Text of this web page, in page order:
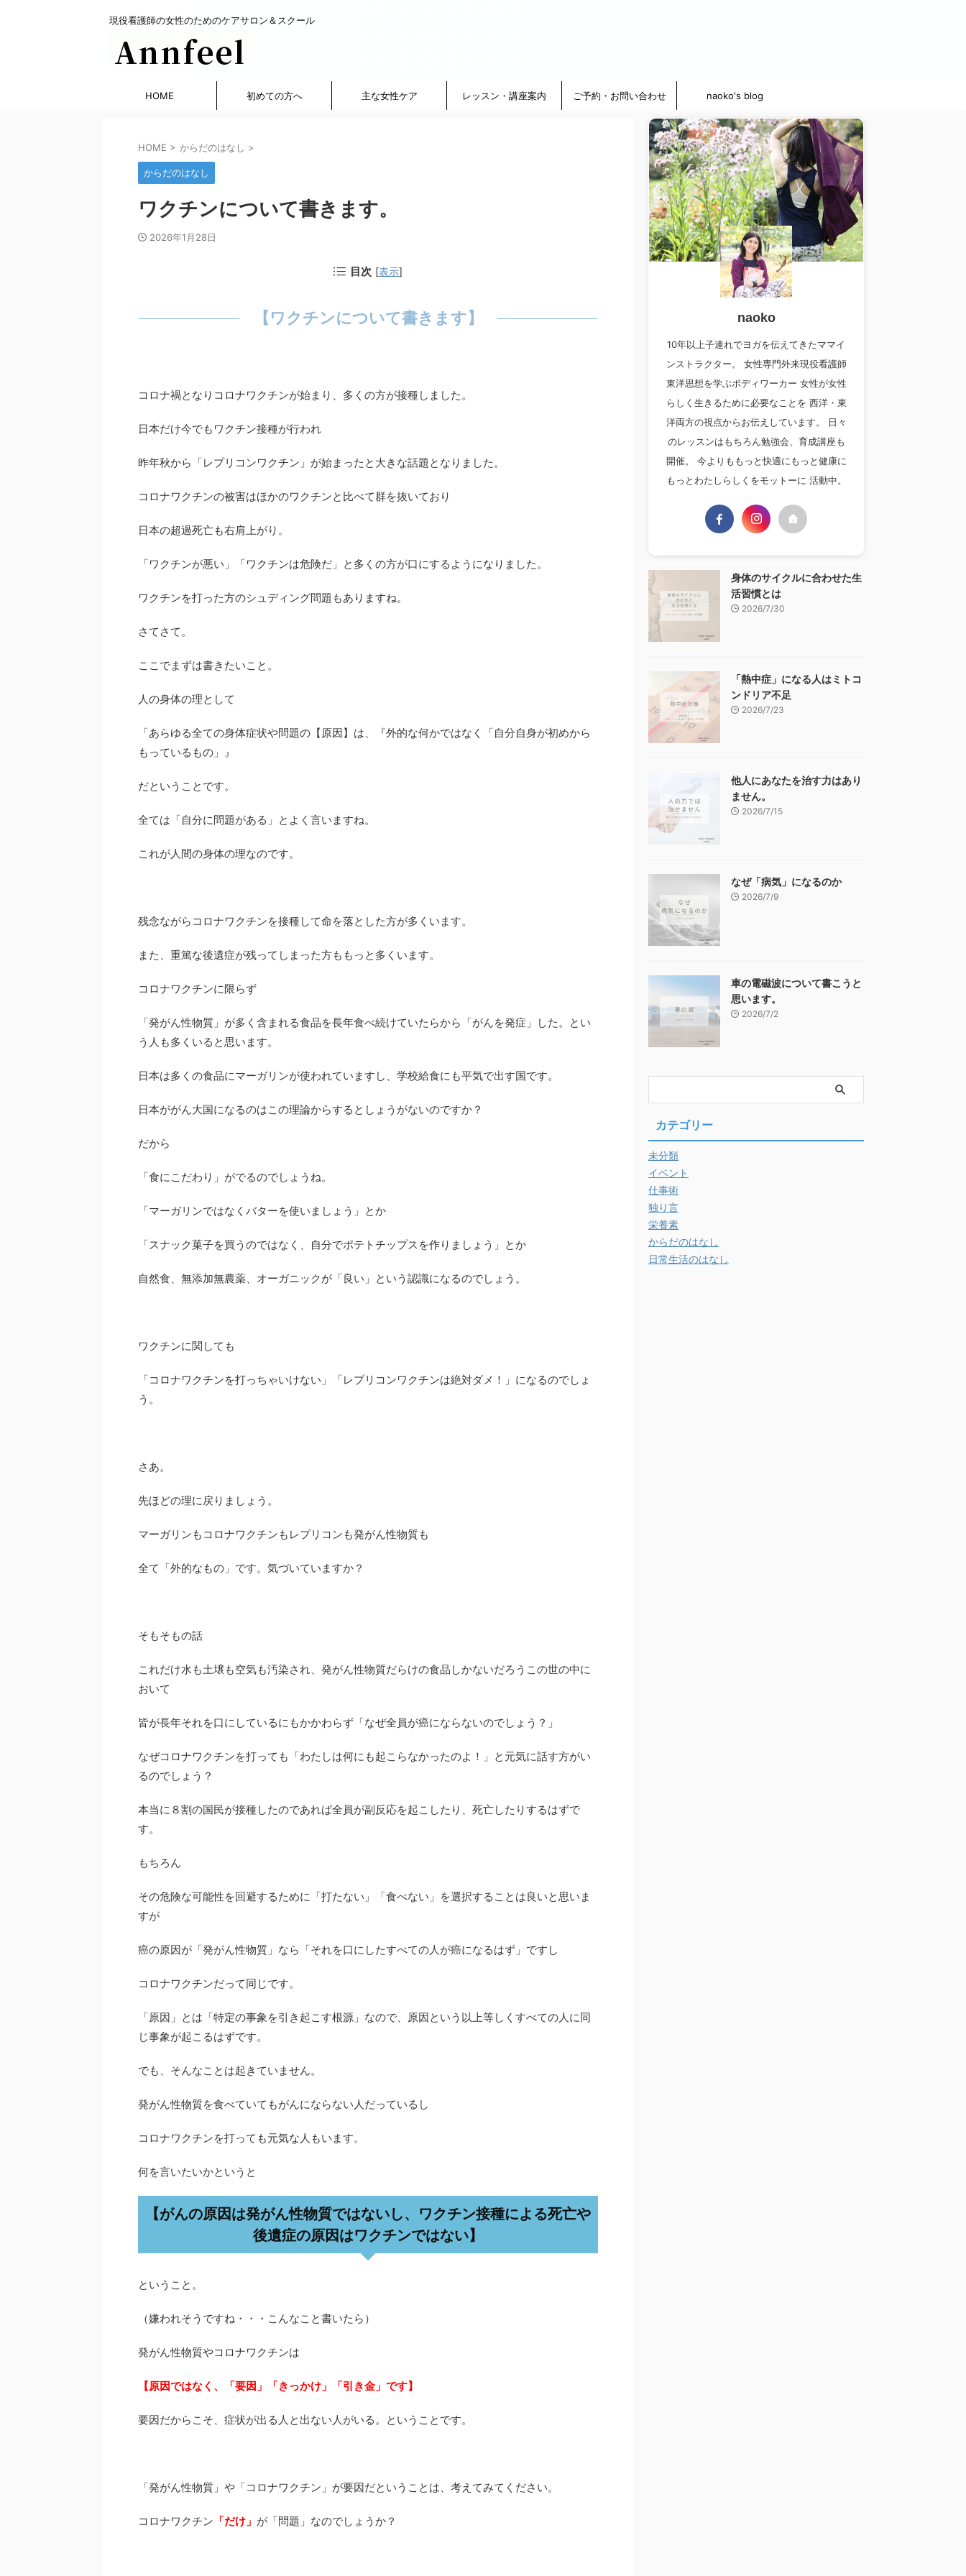
現役看護師の女性のためのケアサロン＆スクール
HOME 初めての方へ 主な女性ケア レッスン・講座案内 ご予約・お問い合わせ naoko's blog
HOME > からだのはなし >
からだのはなし
ワクチンについて書きます。
2026年1月28日
目次 [表示]
【ワクチンについて書きます】
コロナ禍となりコロナワクチンが始まり、多くの方が接種しました。
日本だけ今でもワクチン接種が行われ
昨年秋から「レプリコンワクチン」が始まったと大きな話題となりました。
コロナワクチンの被害はほかのワクチンと比べて群を抜いており
日本の超過死亡も右肩上がり。
「ワクチンが悪い」「ワクチンは危険だ」と多くの方が口にするようになりました。
ワクチンを打った方のシュディング問題もありますね。
さてさて。
ここでまずは書きたいこと。
人の身体の理として
「あらゆる全ての身体症状や問題の【原因】は、『外的な何かではなく「自分自身が初めから
もっているもの」』
だということです。
全ては「自分に問題がある」とよく言いますね。
これが人間の身体の理なのです。
残念ながらコロナワクチンを接種して命を落とした方が多くいます。
また、重篤な後遺症が残ってしまった方ももっと多くいます。
コロナワクチンに限らず
「発がん性物質」が多く含まれる食品を長年食べ続けていたらから「がんを発症」した。とい
う人も多くいると思います。
日本は多くの食品にマーガリンが使われていますし、学校給食にも平気で出す国です。
日本ががん大国になるのはこの理論からするとしょうがないのですか？
だから
「食にこだわり」がでるのでしょうね。
「マーガリンではなくバターを使いましょう」とか
「スナック菓子を買うのではなく、自分でポテトチップスを作りましょう」とか
自然食、無添加無農薬、オーガニックが「良い」という認識になるのでしょう。
ワクチンに関しても
「コロナワクチンを打っちゃいけない」「レプリコンワクチンは絶対ダメ！」になるのでしょ
う。
さあ。
先ほどの理に戻りましょう。
マーガリンもコロナワクチンもレプリコンも発がん性物質も
全て「外的なもの」です。気づいていますか？
そもそもの話
これだけ水も土壌も空気も汚染され、発がん性物質だらけの食品しかないだろうこの世の中に
おいて
皆が長年それを口にしているにもかかわらず「なぜ全員が癌にならないのでしょう？」
なぜコロナワクチンを打っても「わたしは何にも起こらなかったのよ！」と元気に話す方がい
るのでしょう？
本当に８割の国民が接種したのであれば全員が副反応を起こしたり、死亡したりするはずで
す。
もちろん
その危険な可能性を回避するために「打たない」「食べない」を選択することは良いと思いま
すが
癌の原因が「発がん性物質」なら「それを口にしたすべての人が癌になるはず」ですし
コロナワクチンだって同じです。
「原因」とは「特定の事象を引き起こす根源」なので、原因という以上等しくすべての人に同
じ事象が起こるはずです。
でも、そんなことは起きていません。
発がん性物質を食べていてもがんにならない人だっているし
コロナワクチンを打っても元気な人もいます。
何を言いたいかというと
【がんの原因は発がん性物質ではないし、ワクチン接種による死亡や
後遺症の原因はワクチンではない】
ということ。
（嫌われそうですね・・・こんなこと書いたら）
発がん性物質やコロナワクチンは
【原因ではなく、「要因」「きっかけ」「引き金」です】
要因だからこそ、症状が出る人と出ない人がいる。ということです。
「発がん性物質」や「コロナワクチン」が要因だということは、考えてみてください。
コロナワクチン 「だけ」 が「問題」なのでしょうか？
naoko
10年以上子連れでヨガを伝えてきたママイ
ンストラクター。 女性専門外来現役看護師
東洋思想を学ぶボディワーカー 女性が女性
らしく生きるために必要なことを 西洋・東
洋両方の視点からお伝えしています。 日々
のレッスンはもちろん勉強会、育成講座も
開催。 今よりももっと快適にもっと健康に
もっとわたしらしくをモットーに 活動中。
身体のサイクルに合わせた生
活習慣とは
2026/7/30
「熱中症」になる人はミトコ
ンドリア不足
2026/7/23
他人にあなたを治す力はあり
ません。
2026/7/15
なぜ「病気」になるのか
2026/7/9
車の電磁波について書こうと
思います。
2026/7/2
カテゴリー
未分類
イベント
仕事術
独り言
栄養素
からだのはなし
日常生活のはなし